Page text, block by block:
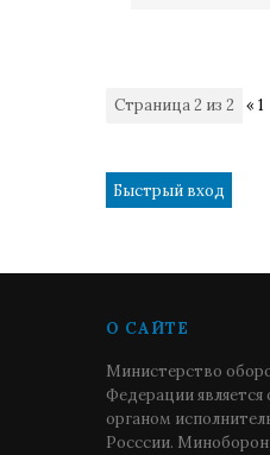
Страница2 из 2 « 1
О САЙТЕ
Министерство
Федерации
органом
Росссии.